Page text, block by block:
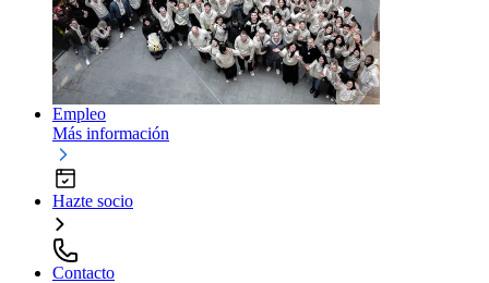
Empleo
Más información
Hazte socio
Contacto